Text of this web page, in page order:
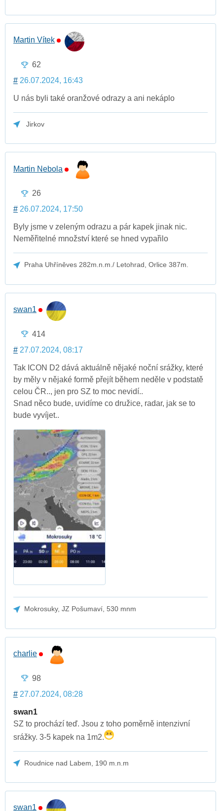
Martin Vítek
62
# 26.07.2024, 16:43
U nás byli také oranžové odrazy a ani nekáplo
Jirkov
Martin Nebola
26
# 26.07.2024, 17:50
Byly jsme v zeleným odrazu a pár kapek jinak nic.
Neměřitelné množství které se hned vypařilo
Praha Uhříněves 282m.n.m./ Letohrad, Orlice 387m.
swan1
414
# 27.07.2024, 08:17
Tak ICON D2 dává aktuálně nějaké noční srážky, které
by měly v nějaké formě přejít během neděle v podstatě
celou ČR.., jen pro SZ to moc nevidí..
Snad něco bude, uvidíme co družice, radar, jak se to
bude vyvíjet..
Mokrosuky, JZ Pošumaví, 530 mnm
charlie
98
# 27.07.2024, 08:28
swan1
SZ to prochází teď. Jsou z toho poměrně intenzivní
srážky. 3-5 kapek na 1m2.
Roudnice nad Labem, 190 m.n.m
swan1